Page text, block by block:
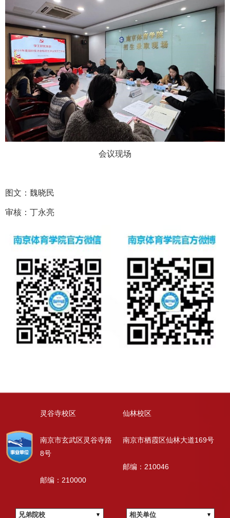
会议现场
图文：魏晓民
审核：丁永亮
灵谷寺校区
南京市玄武区灵谷寺路
8号
邮编：210000
仙林校区
南京市栖霞区仙林大道169号
邮编：210046
兄弟院校 相关单位